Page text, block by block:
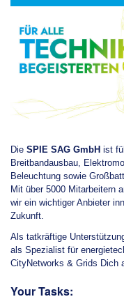
Die SPIE SAG GmbH ist
Breitbandausbau,
Beleuchtung sowie
Mit über 5000 Mitarbeitern
wir ein wichtiger Anbieter
Zukunft.
Als tatkräftige
als Spezialist für
CityNetworks & Grids Dich
Your Tasks: